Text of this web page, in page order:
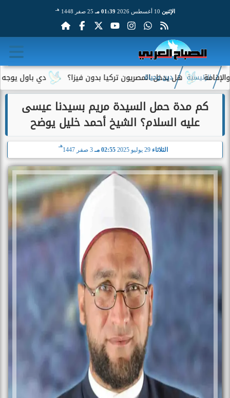
الإثنين 01:39 مـ 25 صفر 1448 هـ
دي باول يوجه هل يدخل المصريون تركيا بدون فيزا؟
الرئيسية دين وحياة
كم مدة حمل السيدة مريم بسيدنا عيسى
عليه السلام؟ الشيخ أحمد خليل يوضح
الثلاثاء 29 يوليو 2025 02:55 مـ 3 صفر 1447
هـ